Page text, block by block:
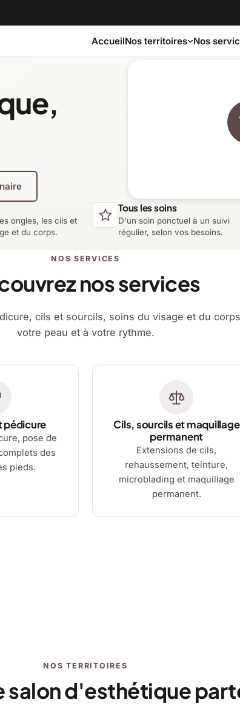
AccueilNos territoires
Bas-Saint-Laurent Capitale-
Laurentides Laval
Montérégie Nord-du-Québec
Nos
ongles, les cils et
et du corps.
Tous les soins
D'un soin ponctuel à un suivi
régulier, selon vos besoins.
NOS SERVICES
nos services
cils et sourcils, soins du visage et du
votre peau et à votre rythme.
pédicure
pose de
des
pieds.
Cils, sourcils et maquillage
permanent
Extensions de cils,
rehaussement, teinture,
microblading et maquillage
permanent.
NOS TERRITOIRES
salon d'esthétique